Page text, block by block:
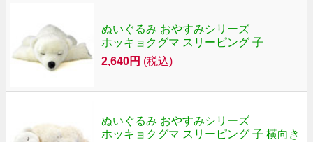
ぬいぐるみ おやすみシリーズ
ホッキョクグマ スリーピング 子
2,640円 (税込)
ぬいぐるみ おやすみシリーズ
ホッキョクグマ スリーピング 子 横向き